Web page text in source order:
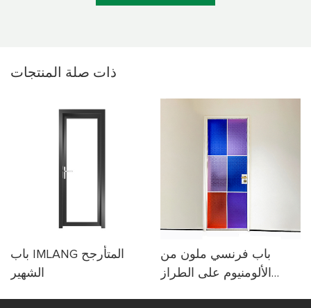
ذات صلة المنتجات
باب IMLANG المتأرجح
الشهير
باب فرنسي ملون من
الألومنيوم على الطراز